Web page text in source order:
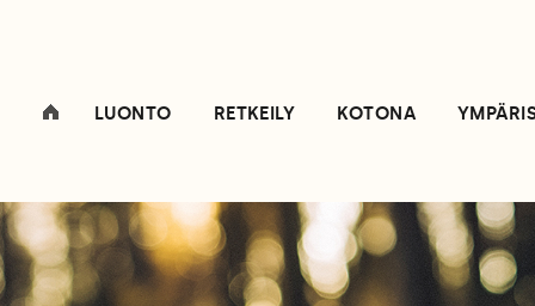
LUONTO RETKEILY KOTONA